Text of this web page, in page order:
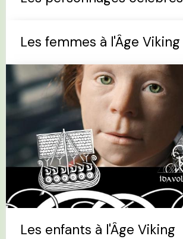
Les femmes à l'Âge Viking
Les enfants à l'Âge Viking